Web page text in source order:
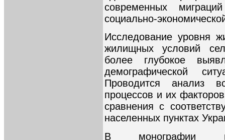
современных
социально-
Исследование уровня
жилищных условий
более глубокое
демографической
Проводится анализ
процессов и их
сравнения с
населенных пунктах
В монографии